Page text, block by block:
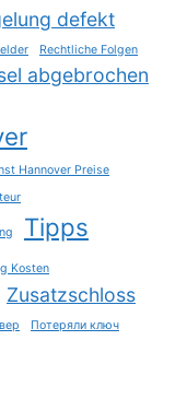
defekt
Rechtliche Folgen
abgebrochen
Hannover Preise
Tipps
Kosten
Zusatzschloss
Потеряли ключ